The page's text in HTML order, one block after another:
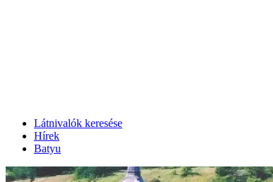
Látnivalók keresése
Hírek
Batyu